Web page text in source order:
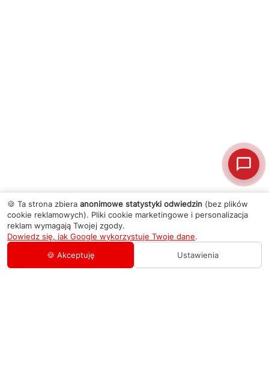
🍪 Ta strona zbiera anonimowe statystyki odwiedzin (bez plików
cookie reklamowych). Pliki cookie marketingowe i personalizacja
reklam wymagają Twojej zgody.
Dowiedz się, jak Google wykorzystuje Twoje dane.
🍪 Akceptuję
Ustawienia